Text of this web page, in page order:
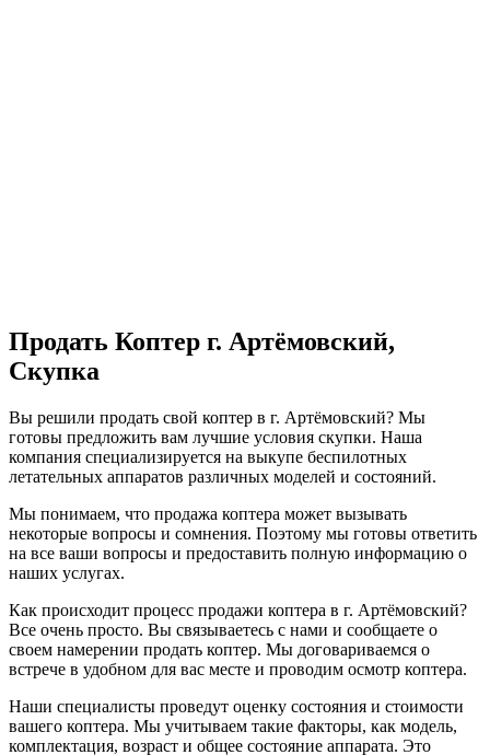
Продать Коптер г. Артёмовский,
Скупка
Вы решили продать свой коптер в г. Артёмовский? Мы
готовы предложить вам лучшие условия скупки. Наша
компания специализируется на выкупе беспилотных
летательных аппаратов различных моделей и состояний.
Мы понимаем, что продажа коптера может вызывать
некоторые вопросы и сомнения. Поэтому мы готовы ответить
на все ваши вопросы и предоставить полную информацию о
наших услугах.
Как происходит процесс продажи коптера в г. Артёмовский?
Все очень просто. Вы связываетесь с нами и сообщаете о
своем намерении продать коптер. Мы договариваемся о
встрече в удобном для вас месте и проводим осмотр коптера.
Наши специалисты проведут оценку состояния и стоимости
вашего коптера. Мы учитываем такие факторы, как модель,
комплектация, возраст и общее состояние аппарата. Это